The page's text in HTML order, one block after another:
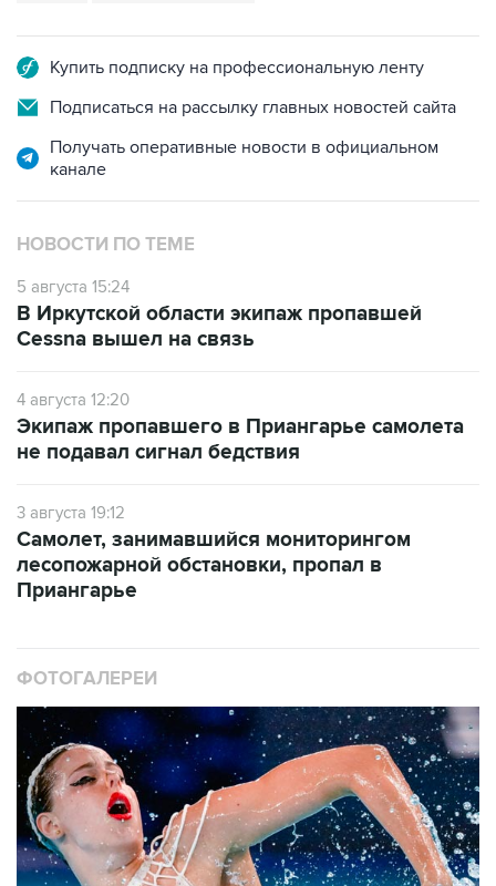
Купить подписку на профессиональную ленту
Подписаться на рассылку главных новостей сайта
Получать оперативные новости в официальном
канале
НОВОСТИ ПО ТЕМЕ
5 августа 15:24
В Иркутской области экипаж пропавшей
Cessna вышел на связь
4 августа 12:20
Экипаж пропавшего в Приангарье самолета
не подавал сигнал бедствия
3 августа 19:12
Самолет, занимавшийся мониторингом
лесопожарной обстановки, пропал в
Приангарье
ФОТОГАЛЕРЕИ